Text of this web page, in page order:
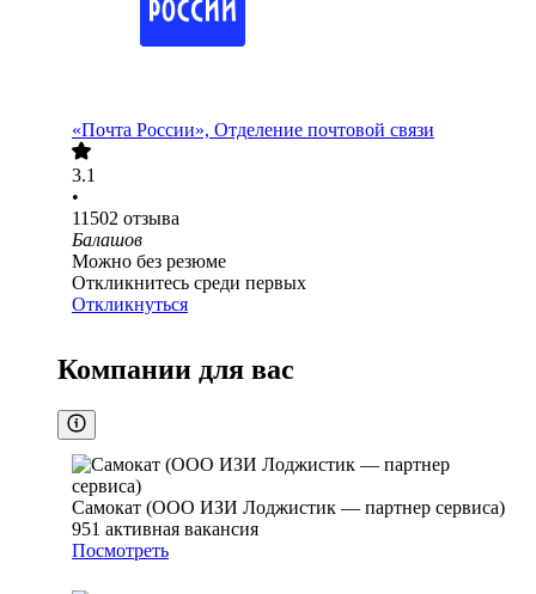
«Почта России», Отделение почтовой связи
3.1
•
11502 отзыва
Балашов
Можно без резюме
Откликнитесь среди первых
Откликнуться
Компании для вас
Самокат (ООО ИЗИ Лоджистик — партнер сервиса)
951 активная вакансия
Посмотреть